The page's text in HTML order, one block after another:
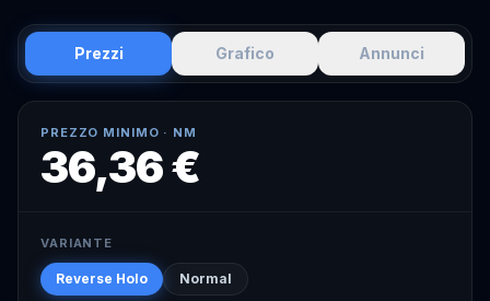
Prezzi Grafico Annunci
PREZZO MINIMO · NM
36,36 €
VARIANTE
Reverse Holo Normal